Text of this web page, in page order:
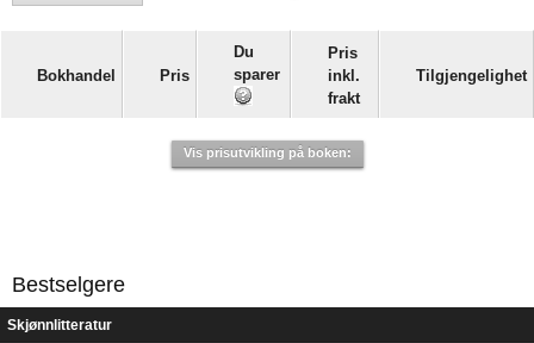
Bokhandel Pris
Du
sparer
Pris
inkl.
frakt
Tilgjengelighet
Vis prisutvikling på boken:
Bestselgere
Skjønnlitteratur